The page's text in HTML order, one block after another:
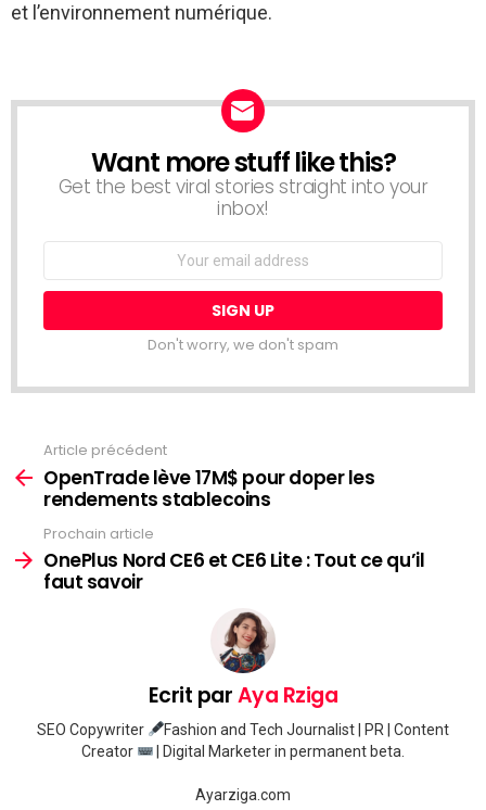
et l’environnement numérique.
NEWSLETTER
Want more stuff like this?
Get the best viral stories straight into your
inbox!
Don't worry, we don't spam
plus
Article précédent
OpenTrade lève 17M$ pour doper les
rendements stablecoins
Prochain article
OnePlus Nord CE6 et CE6 Lite : Tout ce qu’il
faut savoir
Ecrit parAya Rziga
SEO Copywriter
Fashion and Tech Journalist | PR | Content
Creator
| Digital Marketer in permanent beta.
Ayarziga.com